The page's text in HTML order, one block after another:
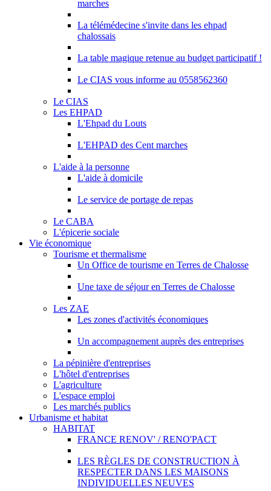
marches
La télémédecine s'invite dans les ehpad
chalossais
La table magique retenue au budget participatif !
Le CIAS vous informe au 0558562360
Le CIAS
Les EHPAD
L'Ehpad du Louts
L'EHPAD des Cent marches
L'aide à la personne
L'aide à domicile
Le service de portage de repas
Le CABA
L'épicerie sociale
Vie économique
Tourisme et thermalisme
Un Office de tourisme en Terres de Chalosse
Une taxe de séjour en Terres de Chalosse
Les ZAE
Les zones d'activités économiques
Un accompagnement auprès des entreprises
La pépinière d'entreprises
L'hôtel d'entreprises
L'agriculture
L'espace emploi
Les marchés publics
Urbanisme et habitat
HABITAT
FRANCE RENOV' / RENO'PACT
LES RÈGLES DE CONSTRUCTION À
RESPECTER DANS LES MAISONS
INDIVIDUELLES NEUVES